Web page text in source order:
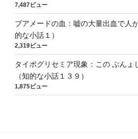
7,487ビュー
ブアメードの血：嘘の大量出血で人
的な小話１）
2,319ビュー
タイポグリセミア現象：この ぶんょ
（知的な小話１３９）
1,875ビュー